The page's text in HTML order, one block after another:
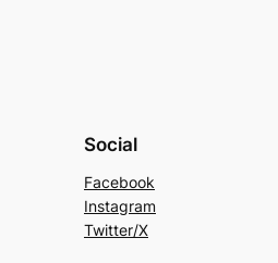
Social
Facebook
Instagram
Twitter/X